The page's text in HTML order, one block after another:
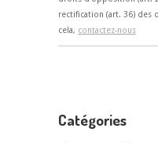
rectification (art. 36) des
cela, contactez-nous
Catégories